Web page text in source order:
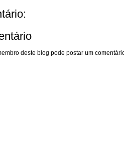
deste blog pode postar um